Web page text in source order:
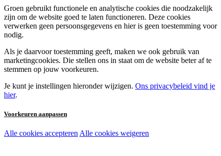
Groen gebruikt functionele en analytische cookies die noodzakelijk
zijn om de website goed te laten functioneren. Deze cookies
verwerken geen persoonsgegevens en hier is geen toestemming voor
nodig.
Als je daarvoor toestemming geeft, maken we ook gebruik van
marketingcookies. Die stellen ons in staat om de website beter af te
stemmen op jouw voorkeuren.
Je kunt je instellingen hieronder wijzigen. Ons privacybeleid vind je
hier.
Voorkeuren aanpassen
Noodzakelijke cookies:
Alle cookies accepteren Alle cookies weigeren